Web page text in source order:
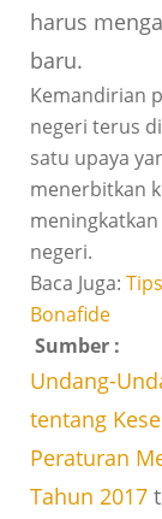
harus
baru.
Kemandirian
negeri terus
satu upaya
menerbitkan
negeri.
Baca Juga:
Bonafide
Sumber :
Undang-
tentang
Peraturan
Tahun 2017